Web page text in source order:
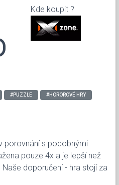
Kde koupit ?
#PUZZLE #HOROROVÉ HRY
porovnání s podobnými
pouze 4x a je lepší než
doporučení - hra stojí za